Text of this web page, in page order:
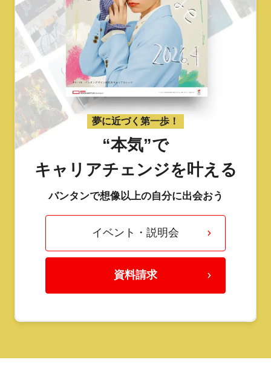
夢に近づく第一歩！
“本気”で
キャリアチェンジを叶える
バンタンで想像以上の自分に出会おう
イベント・説明会
資料請求